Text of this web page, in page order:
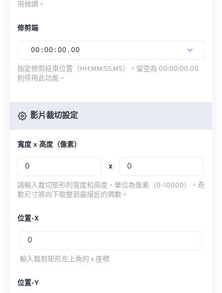
用微調。
修剪端
00 : 00 : 00 . 00
指定修剪結束位置（HH:MM:SS.MS）。留空為 00:00:00.00
則停用此功能。
影片裁切設定
寬度 x 高度（像素）
x
請輸入裁切矩形的寬度和高度，單位為像素（0-10000）。奇
數尺寸將向下取整到最接近的偶數。
位置-X
輸入裁剪矩形左上角的 x 座標
位置-Y